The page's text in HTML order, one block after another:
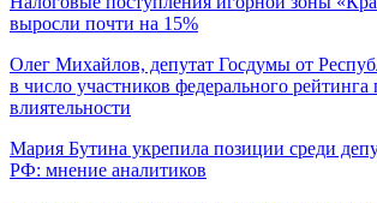
выросли почти на 15%
Олег Михайлов, депутат Госдумы от
в число участников федерального рейтинга
влиятельности
Мария Бутина укрепила позиции среди
РФ: мнение аналитиков